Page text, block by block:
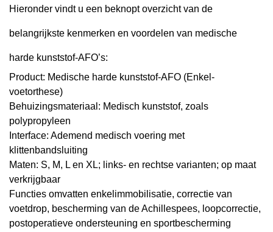
Hieronder vindt u een beknopt overzicht van de
belangrijkste kenmerken en voordelen van medische
harde kunststof-AFO’s:
Product: Medische harde kunststof-AFO (Enkel-
voetorthese)
Behuizingsmateriaal: Medisch kunststof, zoals
polypropyleen
Interface: Ademend medisch voering met
klittenbandsluiting
Maten: S, M, L en XL; links- en rechtse varianten; op maat
verkrijgbaar
Functies omvatten enkelimmobilisatie, correctie van
voetdrop, bescherming van de Achillespees, loopcorrectie,
postoperatieve ondersteuning en sportbescherming